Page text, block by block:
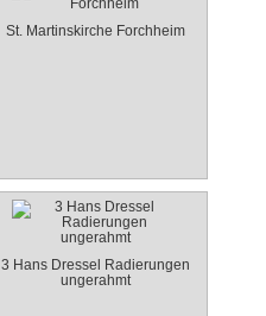
St. Martinskirche Forchheim
3 Hans Dressel Radierungen
ungerahmt